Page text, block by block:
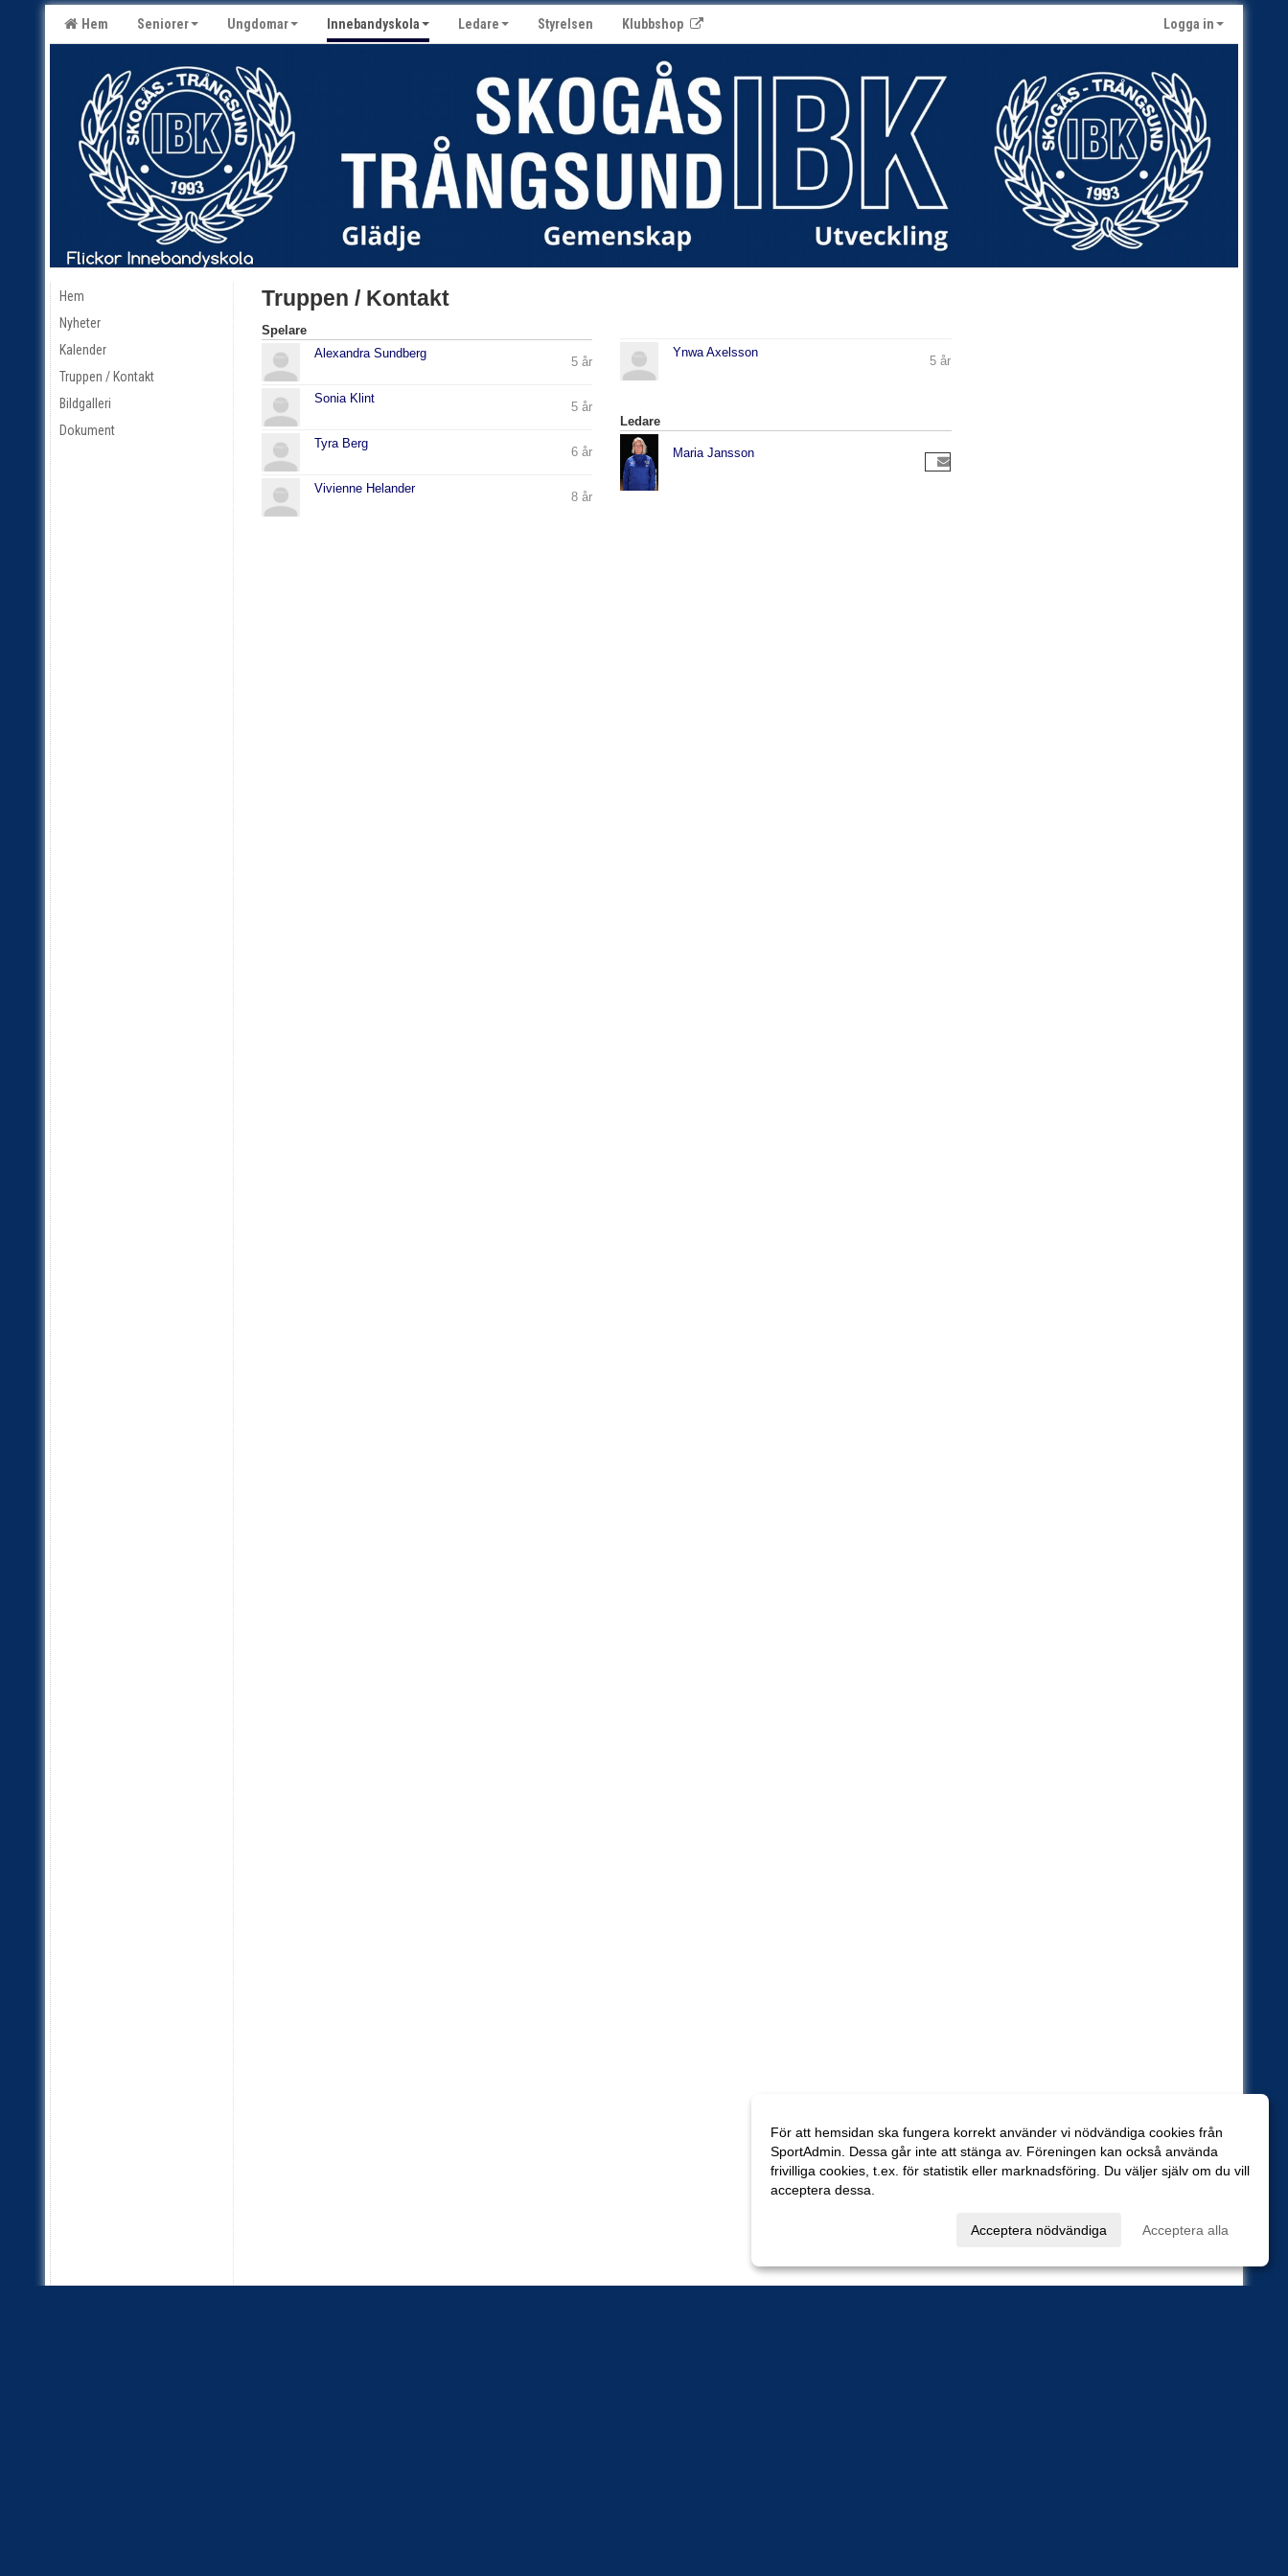
Hem Seniorer Ungdomar Innebandyskola Ledare Styrelsen Klubbshop Logga in
Hem
Nyheter
Kalender
Truppen / Kontakt
Bildgalleri
Dokument
Truppen / Kontakt
Spelare
Alexandra Sundberg
5 år
Sonia Klint
5 år
Tyra Berg
6 år
Vivienne Helander
8 år
Ynwa Axelsson
5 år
Ledare
Maria Jansson
För att hemsidan ska fungera korrekt använder vi nödvändiga cookies från
SportAdmin. Dessa går inte att stänga av. Föreningen kan också använda
frivilliga cookies, t.ex. för statistik eller marknadsföring. Du väljer själv om du vill
acceptera dessa.
Acceptera nödvändiga Acceptera alla